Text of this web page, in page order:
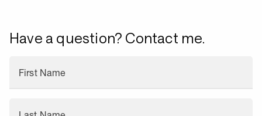
Have a question? Contact me.
First Name